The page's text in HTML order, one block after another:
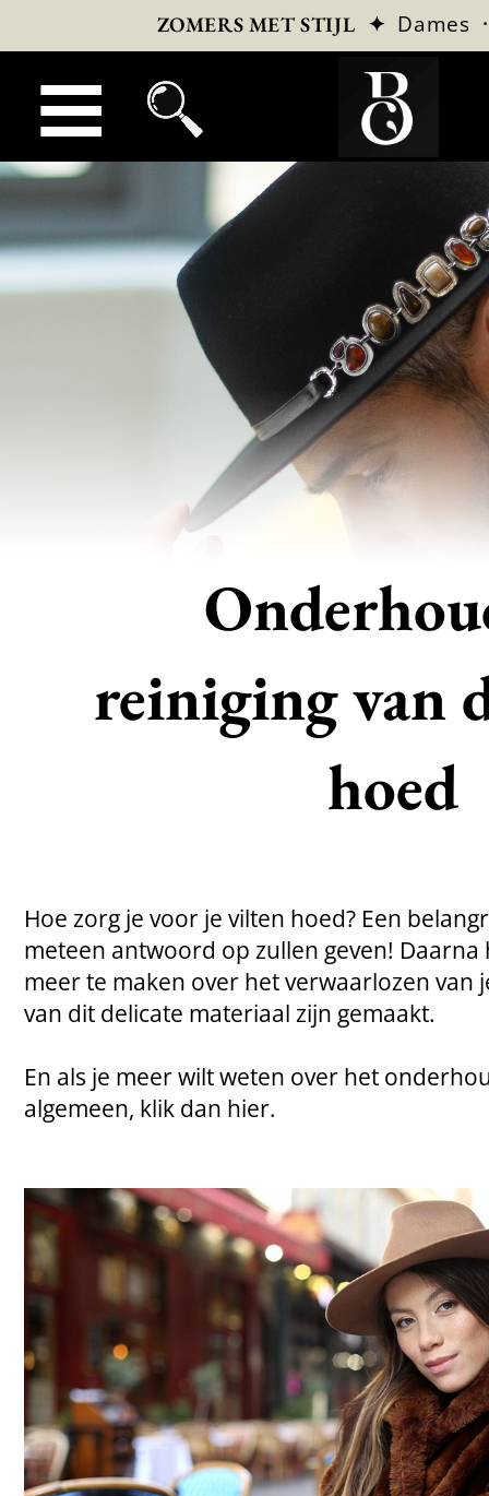
ZOMERS MET STIJL ✦ Dames
reiniging van
hoed
Hoe zorg je voor je vilten hoed? Een
meteen antwoord op zullen geven! Daarna
meer te maken over het verwaarlozen van
van dit delicate materiaal zijn gemaakt.
En als je meer wilt weten over het
algemeen, klik dan hier.